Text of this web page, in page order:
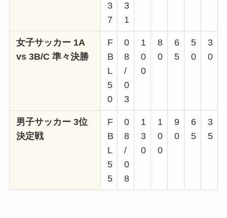
3
7
3
1
女子サッカー 1A
vs 3B/C 準々決勝
F
B
L
5
0
0
8
/
0
3
1
0
0
8
0
6
5
5
0
3
0
男子サッカー 3位
決定戦
F
B
L
5
5
0
8
/
0
8
1
3
0
1
0
0
9
0
6
5
3
5